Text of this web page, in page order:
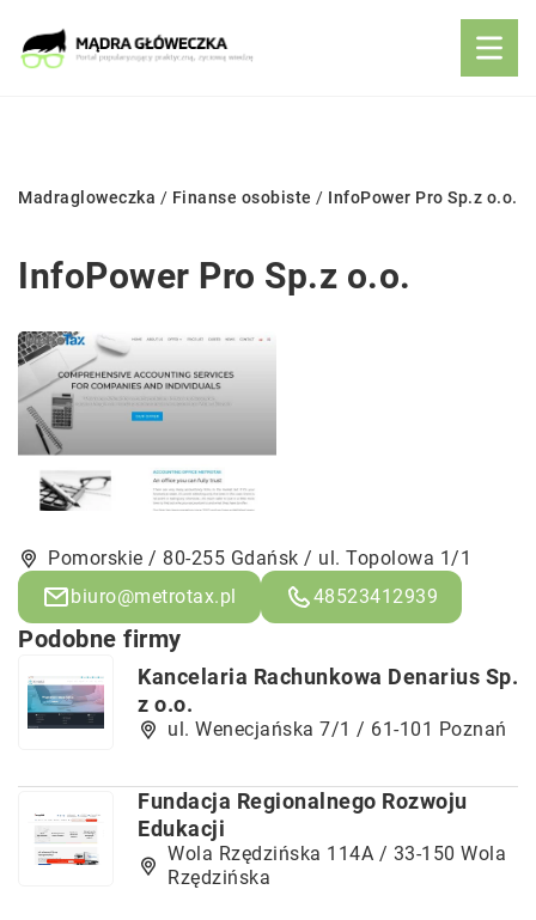
Madragloweczka / Finanse osobiste / InfoPower Pro Sp.z o.o.
InfoPower Pro Sp.z o.o.
Pomorskie / 80-255 Gdańsk / ul. Topolowa 1/1
biuro@metrotax.pl
48523412939
Podobne firmy
Kancelaria Rachunkowa Denarius Sp.
z o.o.
ul. Wenecjańska 7/1 / 61-101 Poznań
Fundacja Regionalnego Rozwoju
Edukacji
Wola Rzędzińska 114A / 33-150 Wola
Rzędzińska